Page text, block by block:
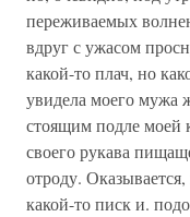
переживаемых
вдруг с ужасом
какой-то плач, но
увидела моего мужа
стоящим подле моей
своего рукава
отроду.
какой-то писк и.